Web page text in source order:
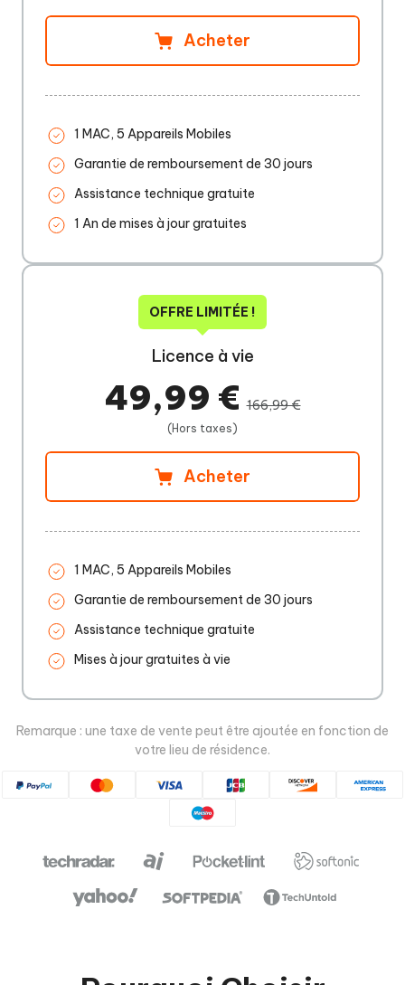
Acheter
1 MAC, 5 Appareils Mobiles
Garantie de remboursement de 30 jours
Assistance technique gratuite
1 An de mises à jour gratuites
OFFRE LIMITÉE !
Licence à vie
49,99 €166,99 €
(Hors taxes)
Acheter
1 MAC, 5 Appareils Mobiles
Garantie de remboursement de 30 jours
Assistance technique gratuite
Mises à jour gratuites à vie
Remarque : une taxe de vente peut être ajoutée en fonction de
votre lieu de résidence.